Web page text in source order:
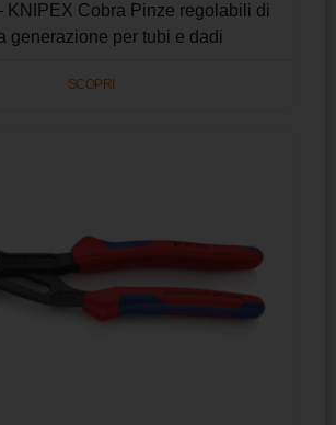
KNIPEX Cobra Pinze regolabili di
generazione per tubi e dadi
SCOPRI